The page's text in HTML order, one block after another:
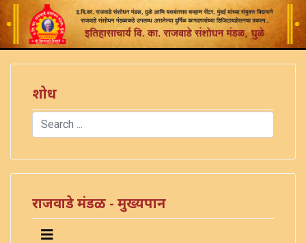
शोध
Search
राजवाडे मंडळ - मुख्यपान